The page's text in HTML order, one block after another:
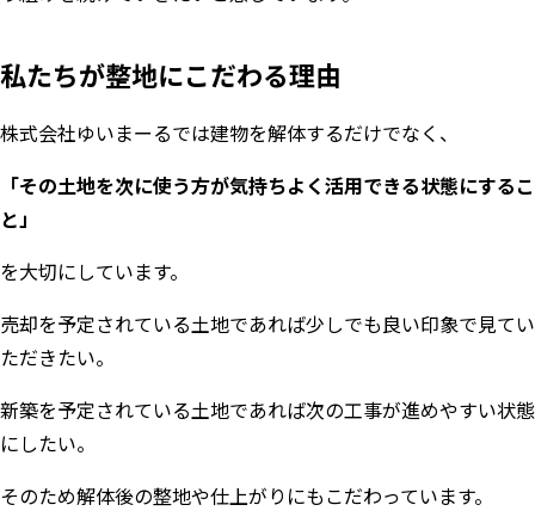
私たちが整地にこだわる理由
株式会社ゆいまーるでは建物を解体するだけでなく、
「その土地を次に使う方が気持ちよく活用できる状態にするこ
と」
を大切にしています。
売却を予定されている土地であれば少しでも良い印象で見てい
ただきたい。
新築を予定されている土地であれば次の工事が進めやすい状態
にしたい。
そのため解体後の整地や仕上がりにもこだわっています。